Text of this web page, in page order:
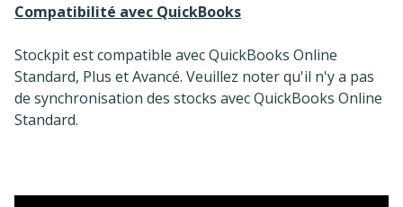
Compatibilité avec QuickBooks
Stockpit est compatible avec QuickBooks Online
Standard, Plus et Avancé. Veuillez noter qu'il n'y a pas
de synchronisation des stocks avec QuickBooks Online
Standard.